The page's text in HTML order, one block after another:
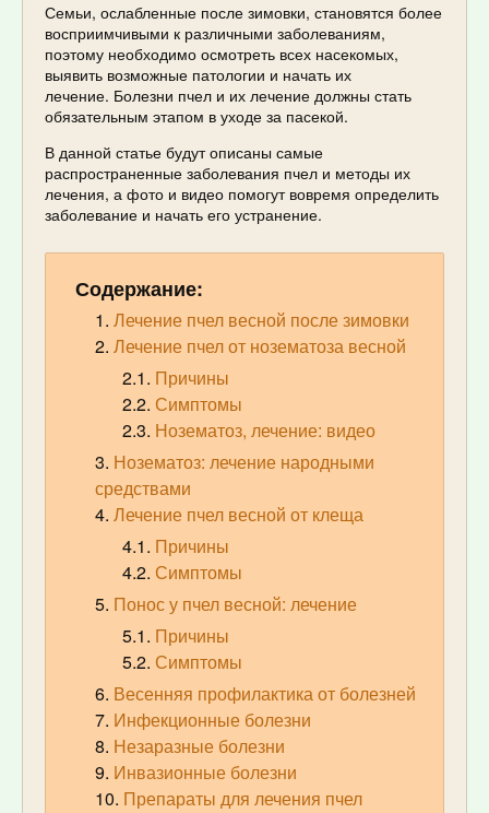
Семьи, ослабленные после зимовки, становятся более
восприимчивыми к различными заболеваниям,
поэтому необходимо осмотреть всех насекомых,
выявить возможные патологии и начать их
лечение. Болезни пчел и их лечение должны стать
обязательным этапом в уходе за пасекой.
В данной статье будут описаны самые
распространенные заболевания пчел и методы их
лечения, а фото и видео помогут вовремя определить
заболевание и начать его устранение.
Содержание:
Лечение пчел весной после зимовки
Лечение пчел от нозематоза весной
Причины
Симптомы
Нозематоз, лечение: видео
Нозематоз: лечение народными
средствами
Лечение пчел весной от клеща
Причины
Симптомы
Понос у пчел весной: лечение
Причины
Симптомы
Весенняя профилактика от болезней
Инфекционные болезни
Незаразные болезни
Инвазионные болезни
Препараты для лечения пчел